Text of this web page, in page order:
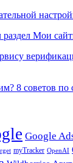
раздел Мои
8 советов по
Google
myTracker OpenAI